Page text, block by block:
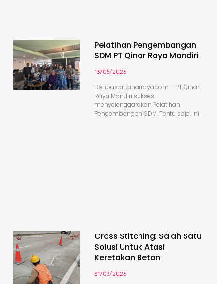
Pelatihan Pengembangan
SDM PT Qinar Raya Mandiri
13/05/2026
Denpasar, qinarraya.com – PT Qinar
Raya Mandiri sukses
menyelenggarakan Pelatihan
Pengembangan SDM. Tentu saja, ini
Cross Stitching: Salah Satu
Solusi Untuk Atasi
Keretakan Beton
31/03/2026